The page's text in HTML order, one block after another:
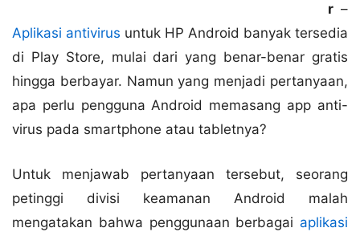
r –
Aplikasi antivirus untuk HP Android banyak tersedia
di Play Store, mulai dari yang benar-benar gratis
hingga berbayar. Namun yang menjadi pertanyaan,
apa perlu pengguna Android memasang app anti-
virus pada smartphone atau tabletnya?
Untuk menjawab pertanyaan tersebut, seorang
petinggi divisi keamanan Android malah
mengatakan bahwa penggunaan berbagai aplikasi